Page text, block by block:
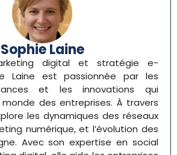
Sophie Laine
digital et stratégie e-
Laine est passionnée par les
et les innovations qui
des entreprises. À travers
les dynamiques des réseaux
numérique, et l’évolution des
Avec son expertise en social